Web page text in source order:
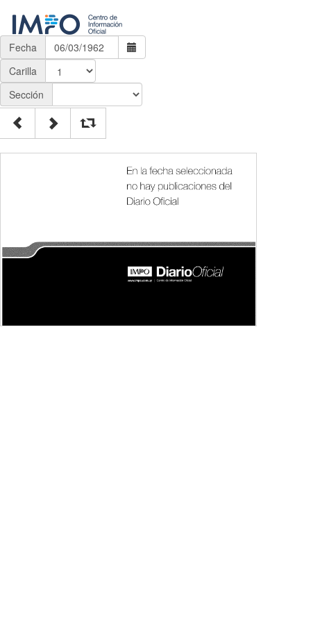
Fecha
Carilla
Sección